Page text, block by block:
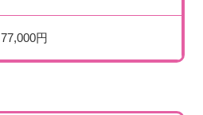
77,000円